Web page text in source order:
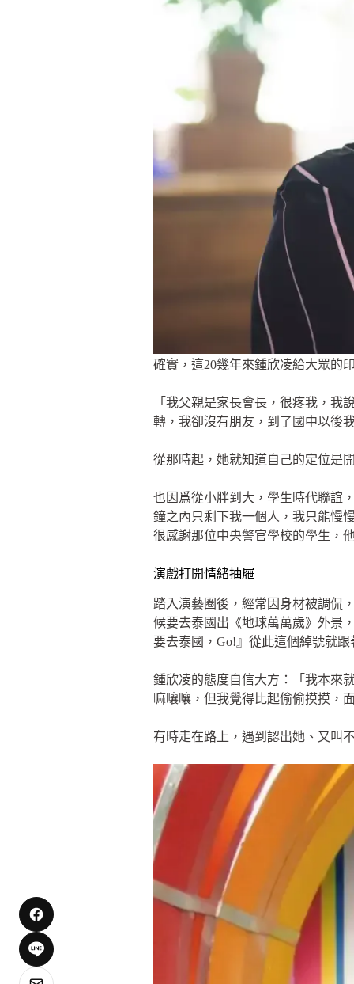
確實，這20幾年來鍾欣凌給大眾的
「我父親是家長會長，很疼我，
轉，我卻沒有朋友，到了國中以後
從那時起，她就知道自己的定位是
也因爲從小胖到大，學生時代聯誼
鐘之內只剩下我一個人，我只能慢
很感謝那位中央警官學校的學生，
演戲打開情緒抽屜
踏入演藝圈後，經常因身材被調侃
候要去泰國出《地球萬萬歲》外景
要去泰國，Go!』從此這個綽號就跟
鍾欣凌的態度自信大方：「我本來
嘛嚷嚷，但我覺得比起偷偷摸摸，
有時走在路上，遇到認出她、又叫